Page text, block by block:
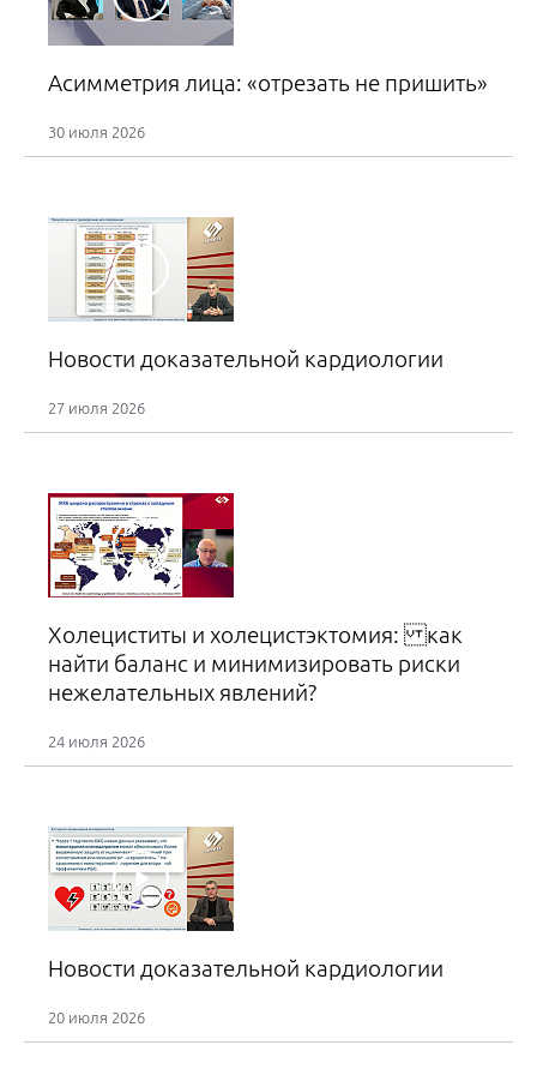
28 августа 2026
16:00 – 19:00
17:00 – 18:00
Цирроз печени на амбулаторном приеме: практический
чек лист, чтобы не пропустить осложнения
Драпкина О.М., Мареев В.Ю.
03 сентября 2026
Медицинский детектив
Драпкина О.М.
04 сентября 2026
09:50 – 10:50
04 сентября 2026
11:10 – 12:10
современные возможности управления рисками». Уфа
04 сентября 2026
Асимметрия лица: «отрезать не пришить»
30 июля 2026
Новости доказательной кардиологии
27 июля 2026
Холециститы и холецистэктомия: как
найти баланс и минимизировать риски
нежелательных явлений?
24 июля 2026
Новости доказательной кардиологии
20 июля 2026